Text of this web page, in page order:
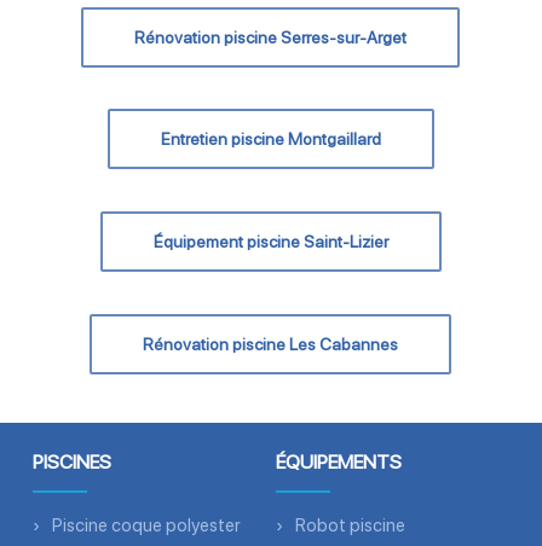
Rénovation piscine Serres-sur-Arget
Entretien piscine Montgaillard
Équipement piscine Saint-Lizier
Rénovation piscine Les Cabannes
PISCINES
Piscine coque polyester
ÉQUIPEMENTS
Robot piscine